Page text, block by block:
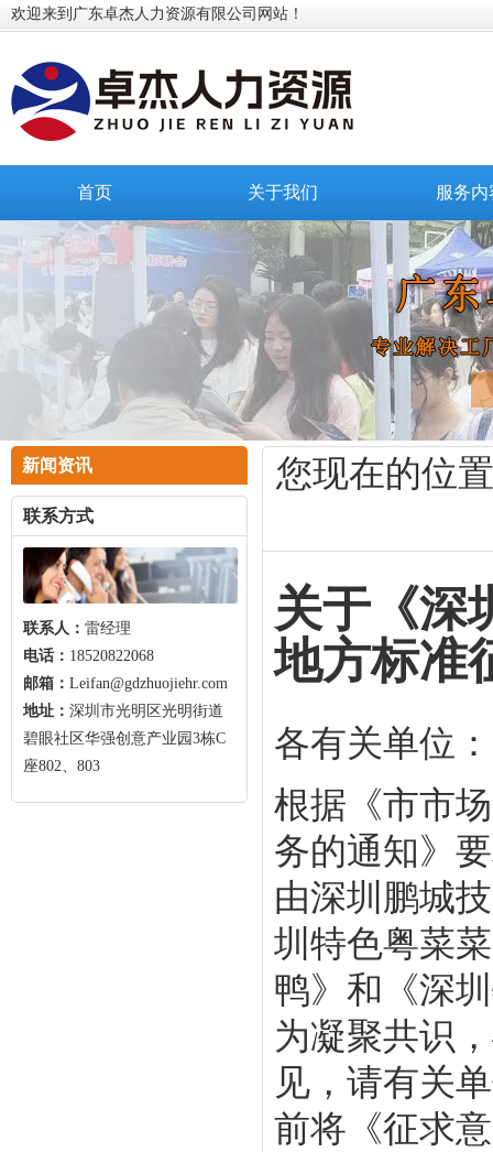
欢迎来到广东卓杰人力资源有限公司网站！
首页 关于我们 服务内
新闻资讯
联系方式
联系人： 雷经理
电话： 18520822068
邮箱： Leifan@gdzhuojiehr.com
地址： 深圳市光明区光明街道
碧眼社区华强创意产业园3栋C
座802、803
您现在的位
关于《深
地方标准
各有关单位：
根据《市市
务的通知》
由深圳鹏城
圳特色粤菜
鸭》和《深
为凝聚共识
见，请有关
前将《征求